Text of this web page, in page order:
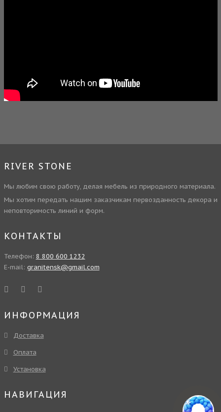
RIVER STONE
Мы любим свою работу, делая мебель из природного материала.
Мы хотим передать нашим заказчикам первозданность декора и
неповторимость линий и форм.
КОНТАКТЫ
Телефон: 8 800 600 1232
E-mail: granitensk@gmail.com
ИНФОРМАЦИЯ
Доставка
Оплата
Установка
НАВИГАЦИЯ